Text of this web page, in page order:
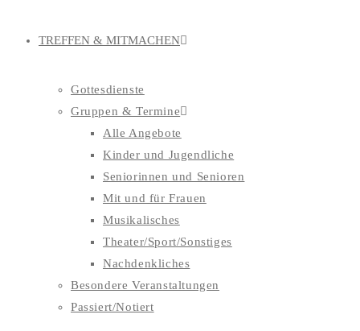
TREFFEN & MITMACHEN
Gottesdienste
Gruppen & Termine
Alle Angebote
Kinder und Jugendliche
Seniorinnen und Senioren
Mit und für Frauen
Musikalisches
Theater/Sport/Sonstiges
Nachdenkliches
Besondere Veranstaltungen
Passiert/Notiert